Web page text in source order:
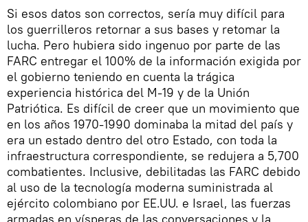
Si esos datos son correctos, sería muy difícil para
los guerrilleros retornar a sus bases y retomar la
lucha. Pero hubiera sido ingenuo por parte de las
FARC entregar el 100% de la información exigida por
el gobierno teniendo en cuenta la trágica
experiencia histórica del M-19 y de la Unión
Patriótica. Es difícil de creer que un movimiento que
en los años 1970-1990 dominaba la mitad del país y
era un estado dentro del otro Estado, con toda la
infraestructura correspondiente, se redujera a 5,700
combatientes. Inclusive, debilitadas las FARC debido
al uso de la tecnología moderna suministrada al
ejército colombiano por EE.UU. e Israel, las fuerzas